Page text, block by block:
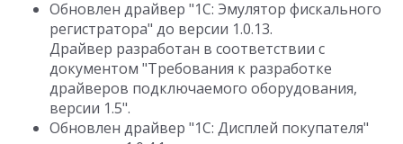
Обновлен драйвер "1C: Эмулятор фискального
регистратора" до версии 1.0.13.
Драйвер разработан в соответствии с
документом "Требования к разработке
драйверов подключаемого оборудования,
версии 1.5".
Обновлен драйвер "1С: Дисплей покупателя"